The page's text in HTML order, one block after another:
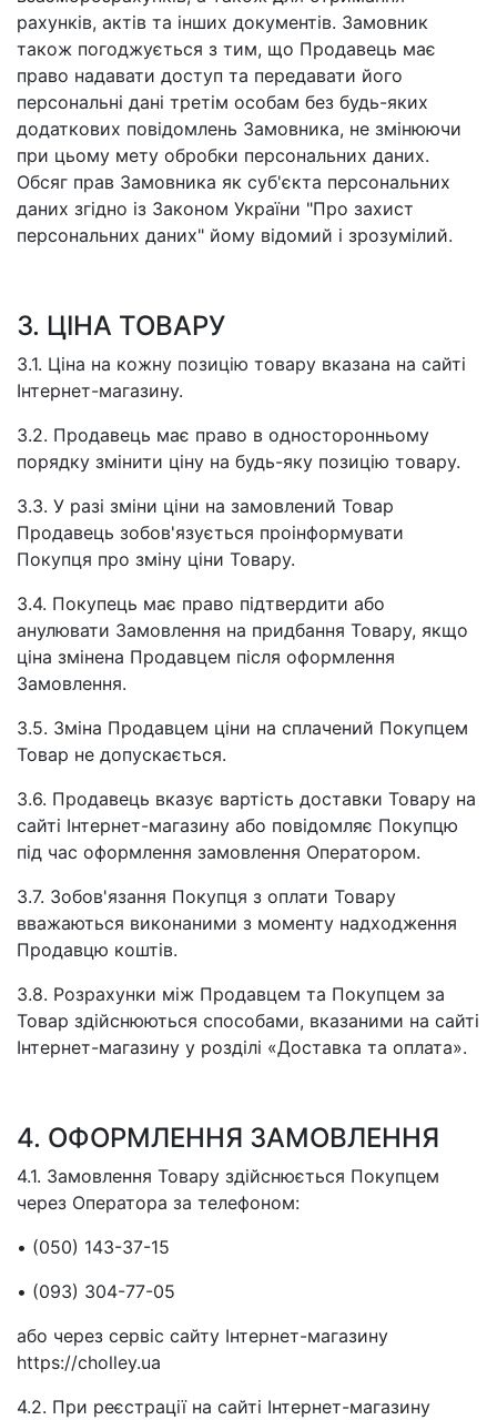
рахунків, актів та інших документів. Замовник
також погоджується з тим, що Продавець має
право надавати доступ та передавати його
персональні дані третім особам без будь-яких
додаткових повідомлень Замовника, не змінюючи
при цьому мету обробки персональних даних.
Обсяг прав Замовника як суб'єкта персональних
даних згідно із Законом України "Про захист
персональних даних" йому відомий і зрозумілий.
3. ЦІНА ТОВАРУ
3.1. Ціна на кожну позицію товару вказана на сайті
Інтернет-магазину.
3.2. Продавець має право в односторонньому
порядку змінити ціну на будь-яку позицію товару.
3.3. У разі зміни ціни на замовлений Товар
Продавець зобов'язується проінформувати
Покупця про зміну ціни Товару.
3.4. Покупець має право підтвердити або
анулювати Замовлення на придбання Товару, якщо
ціна змінена Продавцем після оформлення
Замовлення.
3.5. Зміна Продавцем ціни на сплачений Покупцем
Товар не допускається.
3.6. Продавець вказує вартість доставки Товару на
сайті Інтернет-магазину або повідомляє Покупцю
під час оформлення замовлення Оператором.
3.7. Зобов'язання Покупця з оплати Товару
вважаються виконаними з моменту надходження
Продавцю коштів.
3.8. Розрахунки між Продавцем та Покупцем за
Товар здійснюються способами, вказаними на сайті
Інтернет-магазину у розділі «Доставка та оплата».
4. ОФОРМЛЕННЯ ЗАМОВЛЕННЯ
4.1. Замовлення Товару здійснюється Покупцем
через Оператора за телефоном:
• (050) 143-37-15
• (093) 304-77-05
або через сервіс сайту Інтернет-магазину
https://cholley.ua
4.2. При реєстрації на сайті Інтернет-магазину